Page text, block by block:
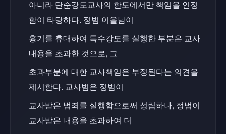
아니라 단순강도교사의 한도에서만 책임을 인정
함이 타당하다. 정범 이을남이
흉기를 휴대하여 특수강도를 실행한 부분은 교사
내용을 초과한 것으로, 그
초과부분에 대한 교사책임은 부정된다는 의견을
제시한다. 교사범은 정범이
교사받은 범죄를 실행함으로써 성립하나, 정범이
교사받은 내용을 초과하여 더